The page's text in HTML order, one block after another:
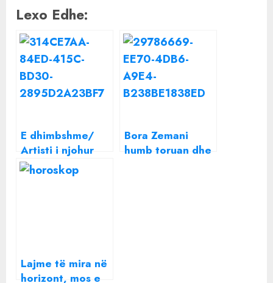
Lexo Edhe:
E dhimbshme/
Artisti i njohur
humb të birin 3
vjeç, u mbyt në
Bora Zemani
humb toruan dhe
Lajme të mira në
horizont, mos e